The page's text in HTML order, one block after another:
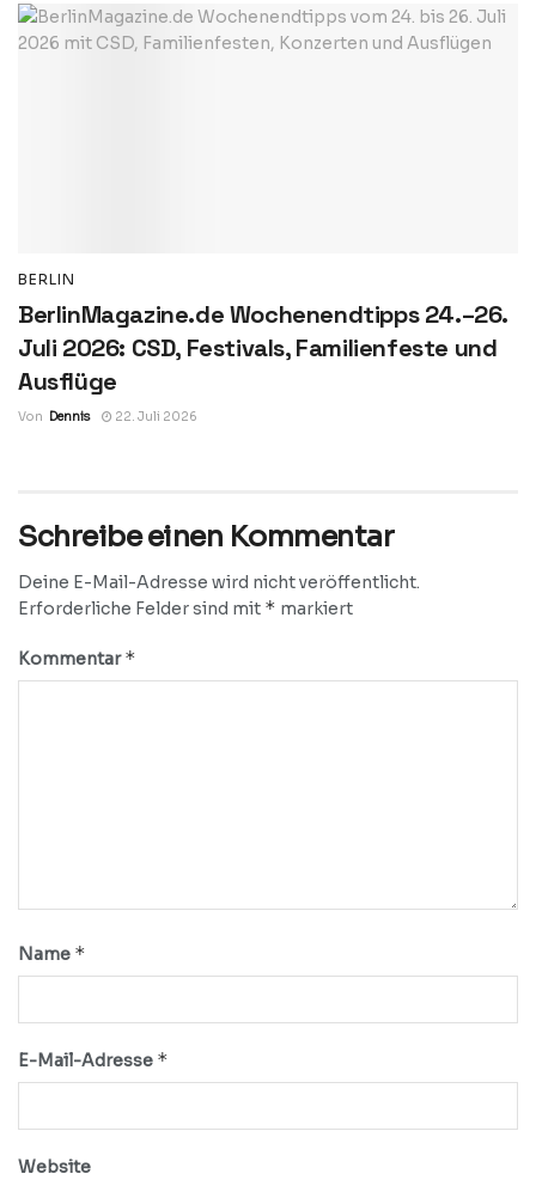
BERLIN
BerlinMagazine.de Wochenendtipps 24.–26.
Juli 2026: CSD, Festivals, Familienfeste und
Ausflüge
Von Dennis 22. Juli 2026
Schreibe einen Kommentar
Deine E-Mail-Adresse wird nicht veröffentlicht.
Erforderliche Felder sind mit * markiert
Kommentar*
Name *
E-Mail-Adresse *
Website